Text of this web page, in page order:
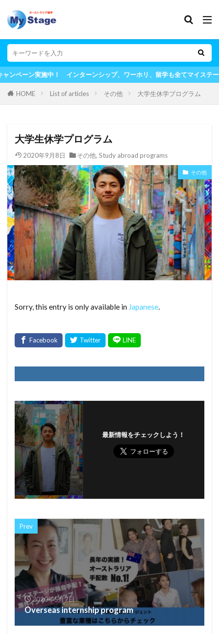
施中！ インターンシップ、ワーホリ、留学も全てマイステージにお任
HOME List of articles その他 大学生休学プログラム
大学生休学プログラム
2020年9月8日 その他, Study abroad programs
その他
Sorry, this entry is only available in Japanese.
最新情報をチェックしよう！
Prev
2020年5月7日
Overseas internship program